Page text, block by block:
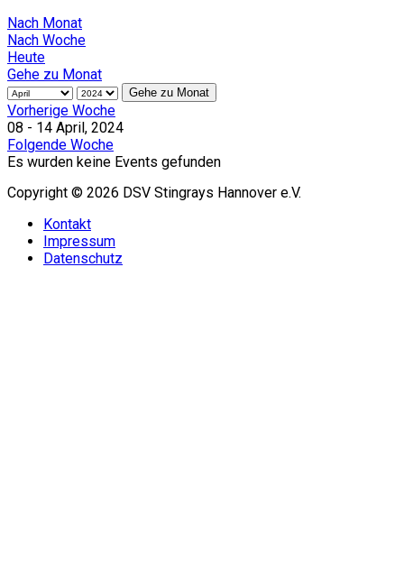
Nach Monat
Nach Woche
Heute
Gehe zu Monat
Gehe zu Monat
Vorherige Woche
08 - 14 April, 2024
Folgende Woche
Es wurden keine Events gefunden
Copyright © 2026 DSV Stingrays Hannover e.V.
Kontakt
Impressum
Datenschutz